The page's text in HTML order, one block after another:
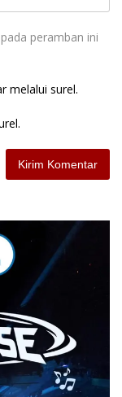
peramban ini
melalui surel.